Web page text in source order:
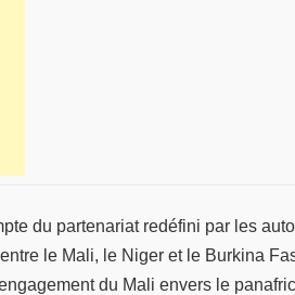
du partenariat redéfini par les
le Mali, le Niger et le Burkina
du Mali envers le